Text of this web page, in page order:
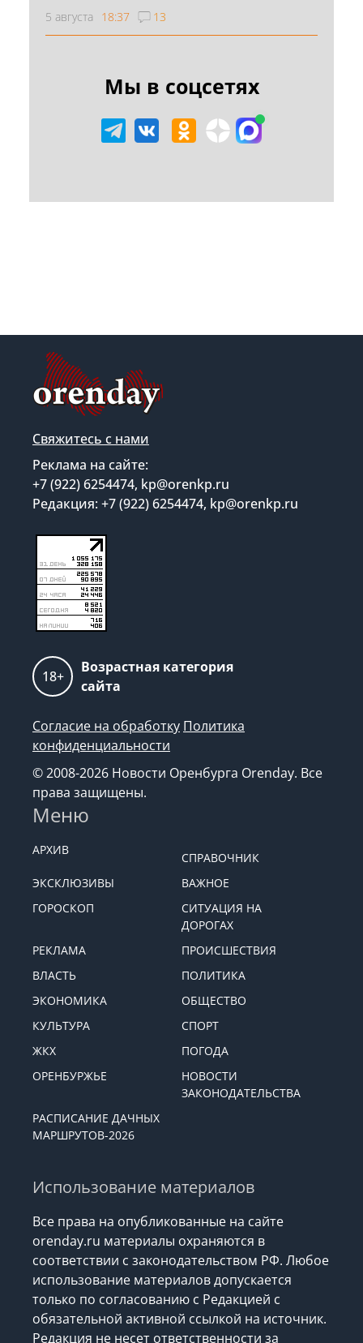
5 августа 18:37 13
Мы в соцсетях
Свяжитесь с нами
Реклама на сайте:
+7 (922) 6254474, kp@orenkp.ru
Редакция: +7 (922) 6254474, kp@orenkp.ru
18+
Возрастная категория
сайта
Согласие на обработку Политика
конфиденциальности
© 2008-2026 Новости Оренбурга Orenday. Все
права защищены.
Меню
АРХИВ
СПРАВОЧНИК
ЭКСКЛЮЗИВЫ
ВАЖНОЕ
ГОРОСКОП
СИТУАЦИЯ НА
ДОРОГАХ
РЕКЛАМА
ПРОИСШЕСТВИЯ
ВЛАСТЬ
ПОЛИТИКА
ЭКОНОМИКА
ОБЩЕСТВО
КУЛЬТУРА
СПОРТ
ЖКХ
ПОГОДА
ОРЕНБУРЖЬЕ
НОВОСТИ
ЗАКОНОДАТЕЛЬСТВА
РАСПИСАНИЕ ДАЧНЫХ
МАРШРУТОВ-2026
Использование материалов
Все права на опубликованные на сайте
orenday.ru материалы охраняются в
соответствии с законодательством РФ. Любое
использование материалов допускается
только по согласованию с Редакцией с
обязательной активной ссылкой на источник.
Редакция не несет ответственности за